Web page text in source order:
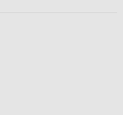
Auswahl